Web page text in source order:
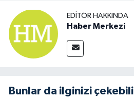
EDITÖR HAKKINDA
Haber Merkezi
Bunlar da ilginizi